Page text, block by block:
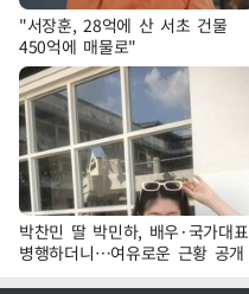
"서장훈, 28억에 산 서초 건물
450억에 매물로"
박찬민 딸 박민하, 배우·국가대표
병행하더니…여유로운 근황 공개